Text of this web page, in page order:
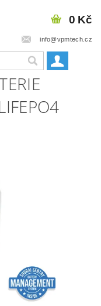
info@vpmtech.cz
0 Kč